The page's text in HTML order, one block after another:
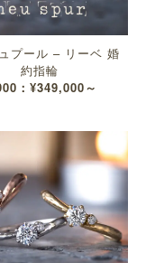
プール – リーベ 婚
約指輪
：¥349,000～